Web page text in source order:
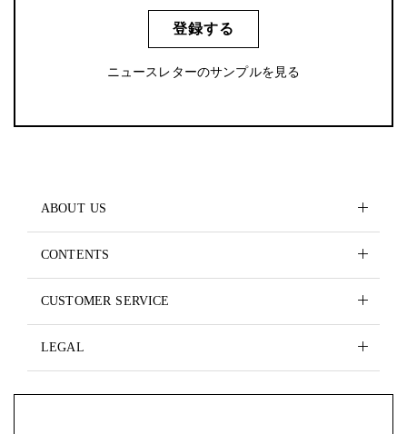
登録する
ニュースレターのサンプルを見る
ABOUT US
CONTENTS
CUSTOMER SERVICE
LEGAL